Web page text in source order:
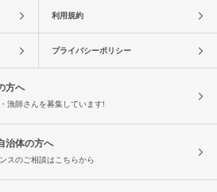
利用規約
プライバシーポリシー
方へ
漁師さんを募集しています!
治体の方へ
スのご相談はこちらから